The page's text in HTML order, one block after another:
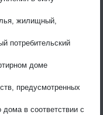
жилищный,
потребительский
доме
предусмотренных
дома в соответствии с